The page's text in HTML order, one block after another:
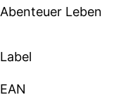
Abenteuer Leben
Label
EAN